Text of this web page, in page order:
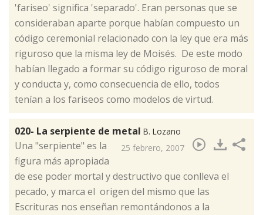
'fariseo' significa 'separado'. Eran personas que se
consideraban aparte porque habían compuesto un
código ceremonial relacionado con la ley que era más
riguroso que la misma ley de Moisés. De este modo
habían llegado a formar su código riguroso de moral
y conducta y, como consecuencia de ello, todos
tenían a los fariseos como modelos de virtud.
020- La serpiente de metal B. Lozano
25 febrero, 2007
​Una "serpiente" es la
figura más apropiada
de ese poder mortal y destructivo que conlleva el
pecado, y marca el origen del mismo que las
Escrituras nos enseñan remontándonos a la